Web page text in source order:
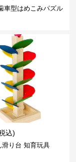
車型はめこみパズル
込)
滑り台 知育玩具